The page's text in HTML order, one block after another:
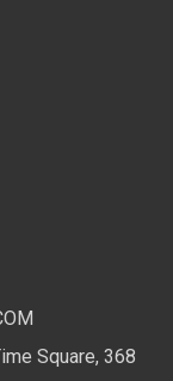
Square, 368